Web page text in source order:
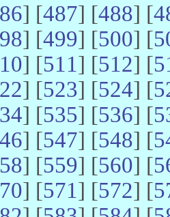
] [487] [488] [
] [499] [500] [
] [511] [512] [
] [523] [524] [
] [535] [536] [
] [547] [548] [
] [559] [560] [
] [571] [572] [